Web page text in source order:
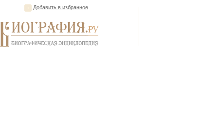
Добавить в избранное